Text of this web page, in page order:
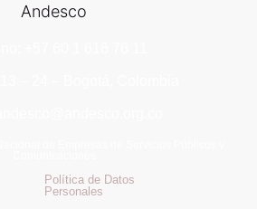
Política de Datos
Personales